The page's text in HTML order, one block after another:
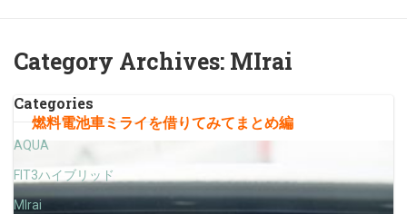
Category Archives: MIrai
Categories
AQUA
FIT3ハイブリッド
MIrai
燃料電池車ミライを借りてみてまとめ編